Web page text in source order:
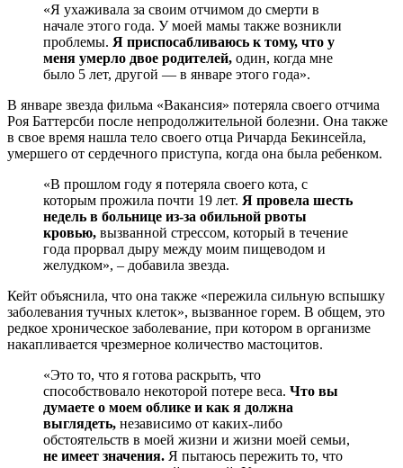
«Я ухаживала за своим отчимом до смерти в
начале этого года. У моей мамы также возникли
проблемы. Я приспосабливаюсь к тому, что у
меня умерло двое родителей, один, когда мне
было 5 лет, другой — в январе этого года».
В январе звезда фильма «Вакансия» потеряла своего отчима
Роя Баттерсби после непродолжительной болезни. Она также
в свое время нашла тело своего отца Ричарда Бекинсейла,
умершего от сердечного приступа, когда она была ребенком.
«В прошлом году я потеряла своего кота, с
которым прожила почти 19 лет. Я провела шесть
недель в больнице из-за обильной рвоты
кровью, вызванной стрессом, который в течение
года прорвал дыру между моим пищеводом и
желудком», – добавила звезда.
Кейт объяснила, что она также «пережила сильную вспышку
заболевания тучных клеток», вызванное горем. В общем, это
редкое хроническое заболевание, при котором в организме
накапливается чрезмерное количество мастоцитов.
«Это то, что я готова раскрыть, что
способствовало некоторой потере веса. Что вы
думаете о моем облике и как я должна
выглядеть, независимо от каких-либо
обстоятельств в моей жизни и жизни моей семьи,
не имеет значения. Я пытаюсь пережить то, что